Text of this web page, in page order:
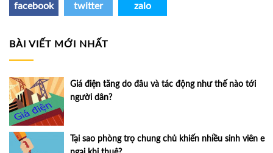
facebook twitter zalo
BÀI VIẾT MỚI NHẤT
Giá điện tăng do đâu và tác động như thế nào tới
người dân?
Tại sao phòng trọ chung chủ khiến nhiều sinh viên e